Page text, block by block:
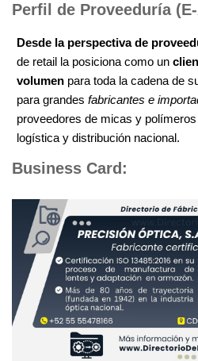
Perfil de Proveeduría
Desde la perspectiva de
de retail la posiciona como un
volumen para toda la cadena de
para grandes fabricantes e
proveedores de micas y
logística y distribución nacional.
Business Card: